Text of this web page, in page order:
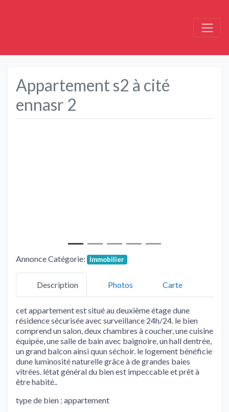
Appartement s2 à cité
ennasr 2
Annonce Catégorie: Immobilier
Description Photos Carte
cet appartement est situé au deuxième étage dune
résidence sécurisée avec surveillance 24h/24. le bien
comprend un salon, deux chambres à coucher, une cuisine
équipée, une salle de bain avec baignoire, un hall dentrée,
un grand balcon ainsi quun séchoir. le logement bénéficie
dune luminosité naturelle grâce à de grandes baies
vitrées. létat général du bien est impeccable et prêt à
être habité..
type de bien : appartement